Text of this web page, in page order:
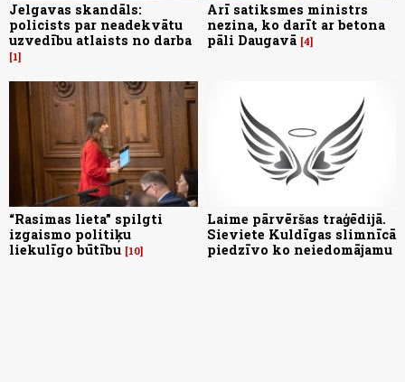
Jelgavas skandāls:
policists par neadekvātu
uzvedību atlaists no darba
1
Arī satiksmes ministrs
nezina, ko darīt ar betona
pāli Daugavā 4
“Rasimas lieta” spilgti
izgaismo politiķu
liekulīgo būtību 10
Laime pārvēršas traģēdijā.
Sieviete Kuldīgas slimnīcā
piedzīvo ko neiedomājamu